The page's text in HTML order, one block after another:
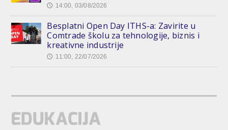
🕔 14:00, 03/08/2026
Besplatni Open Day ITHS-a: Zavirite u
Comtrade školu za tehnologije, biznis i
kreativne industrije
🕔 11:00, 22/07/2026